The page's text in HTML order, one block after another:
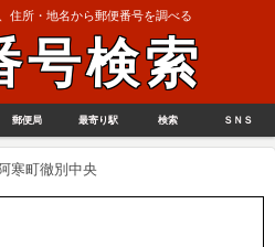
住所・地名から郵便番号を調べる
号検索
郵便局 最寄り駅 検索 ＳＮＳ
寒町徹別中央